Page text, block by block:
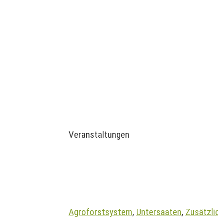
Veranstaltungen
Agroforstsystem, Untersaaten,